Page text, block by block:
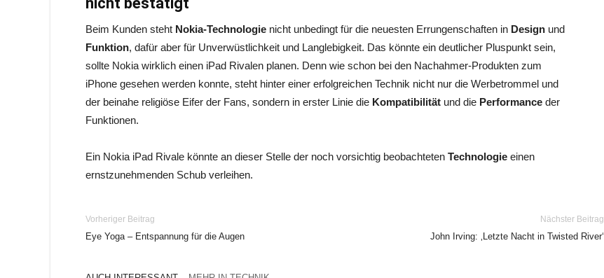
Beim Kunden steht Nokia-Technologie nicht unbedingt für die neuesten Errungenschaften in Design und
Funktion, dafür aber für Unverwüstlichkeit und Langlebigkeit. Das könnte ein deutlicher Pluspunkt sein,
sollte Nokia wirklich einen iPad Rivalen planen. Denn wie schon bei den Nachahmer-Produkten zum
iPhone gesehen werden konnte, steht hinter einer erfolgreichen Technik nicht nur die Werbetrommel und
der beinahe religiöse Eifer der Fans, sondern in erster Linie die Kompatibilität und die Performance der
Funktionen.
Ein Nokia iPad Rivale könnte an dieser Stelle der noch vorsichtig beobachteten Technologie einen
ernstzunehmenden Schub verleihen.
Vorheriger Beitrag
Eye Yoga – Entspannung für die Augen
Nächster Beitrag
John Irving: ‚Letzte Nacht in Twisted River‘